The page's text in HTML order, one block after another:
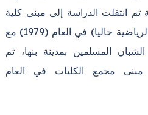
ثم انتقلت الدراسة إلى مبنى كلية
التربية القديم (التربية الرياضية حاليا) في العام (1979) مع
المسلمين بمدينة بنها، ثم
مبنى مجمع الكليات في العام
الإداري ويتكون من (4 ) طوابق
بالإضافة إلى الطابق الأرضي والبدروم، والمبنى الثاني مبنى